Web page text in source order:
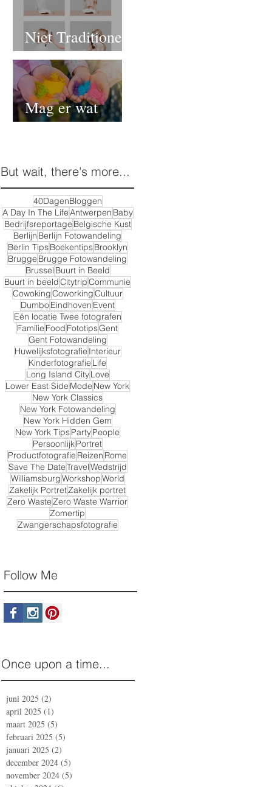
Niet Traditionele
Communie- of
Lentefeest Foto's
Mag er wat
kleur(poeder)
But wait, there's more...
40DagenBloggen
A Day In The LifeAntwerpen Baby
Bedrijfsreportage Belgische Kust
Berlijn Berlijn Fotowandeling
Berlin TipsBoekentipsBrooklyn
Brugge Brugge Fotowandeling
Brussel Buurt in Beeld
Buurt in beeldCitytripCommunie
CowokingCoworkingCultuur
DumboEindhoven Event
Eén locatie Twee fotografen
Familie Food FototipsGent
Gent Fotowandeling
Huwelijksfotografie Interieur
Kinderfotografie Life
Long Island CityLove
Lower East Side Mode New York
New York Classics
New York Fotowandeling
New York Hidden Gem
New York TipsPartyPeople
Persoonlijk Portret
Productfotografie Reizen Rome
Save The DateTravelWedstrijd
WilliamsburgWorkshopWorld
Zakelijk PortretZakelijk portret
Zero Waste Zero Waste Warrior
Zomertip
Zwangerschapsfotografie
Follow Me
Once upon a time...
juni 2025 (2)
april 2025 (1)
maart 2025 (5)
februari 2025 (5)
januari 2025 (2)
december 2024 (5)
november 2024 (5)